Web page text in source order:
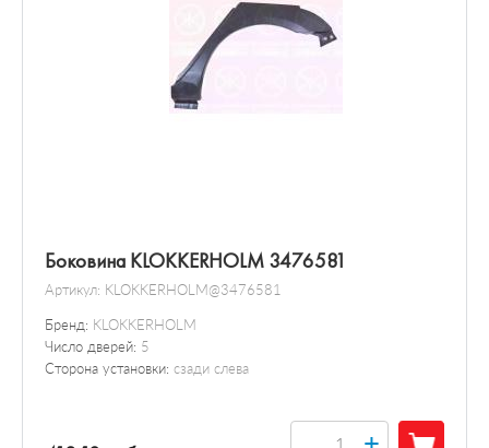
Боковина KLOKKERHOLM 3476581
Артикул: KLOKKERHOLM@3476581
Бренд: KLOKKERHOLM
Число дверей: 5
Сторона установки: сзади слева